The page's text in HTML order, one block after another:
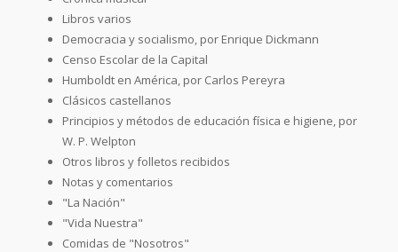
Libros varios
Democracia y socialismo, por Enrique Dickmann
Censo Escolar de la Capital
Humboldt en América, por Carlos Pereyra
Clásicos castellanos
Principios y métodos de educación física e higiene, por
W. P. Welpton
Otros libros y folletos recibidos
Notas y comentarios
"La Nación"
"Vida Nuestra"
Comidas de "Nosotros"